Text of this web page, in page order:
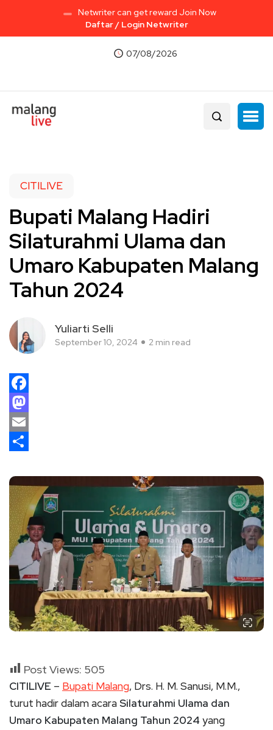
Netwriter can get reward Join Now
Daftar / Login Netwriter
07/08/2026
CITILIVE
Bupati Malang Hadiri
Silaturahmi Ulama dan
Umaro Kabupaten Malang
Tahun 2024
Yuliarti Selli
September 10, 2024 2 min read
Facebook
Mastodon
Email
Post Views: 505
CITILIVE – Bupati Malang, Drs. H. M. Sanusi, M.M.,
turut hadir dalam acaraSilaturahmi Ulama dan
Umaro Kabupaten Malang Tahun 2024 yang